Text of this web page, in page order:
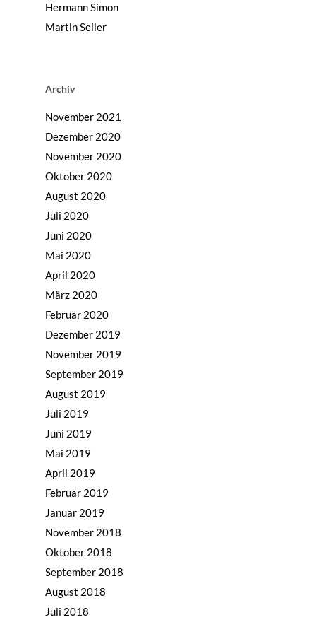
Hermann Simon
Martin Seiler
Archiv
November 2021
Dezember 2020
November 2020
Oktober 2020
August 2020
Juli 2020
Juni 2020
Mai 2020
April 2020
März 2020
Februar 2020
Dezember 2019
November 2019
September 2019
August 2019
Juli 2019
Juni 2019
Mai 2019
April 2019
Februar 2019
Januar 2019
November 2018
Oktober 2018
September 2018
August 2018
Juli 2018